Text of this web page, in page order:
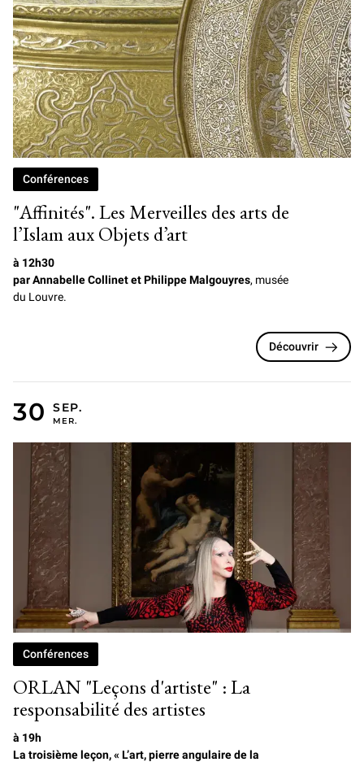
"Affinités". Les Merveilles des arts de
l’Islam aux Objets d’art
Conférences
à 12h30
par Annabelle Collinet et Philippe Malgouyres, musée
du Louvre.
Découvrir
ORLAN "Leçons d'artiste" : La
responsabilité des artistes
Conférences
à 19h
La troisième leçon, « L’art, pierre angulaire de la